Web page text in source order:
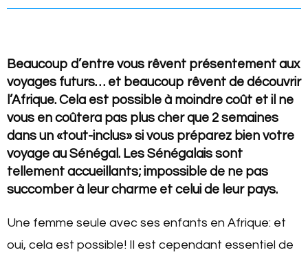
Beaucoup d’entre vous rêvent présentement aux
voyages futurs… et beaucoup rêvent de découvrir
l’Afrique. Cela est possible à moindre coût et il ne
vous en coûtera pas plus cher que 2 semaines
dans un «tout-inclus» si vous préparez bien votre
voyage au Sénégal. Les Sénégalais sont
tellement accueillants; impossible de ne pas
succomber à leur charme et celui de leur pays.
Une femme seule avec ses enfants en Afrique: et
oui, cela est possible! Il est cependant essentiel de